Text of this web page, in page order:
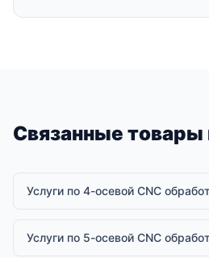
Связанные товары
Услуги по 4-осевой CNC
Услуги по 5-осевой CNC